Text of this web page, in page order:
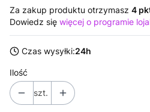
Za zakup produktu otrzymasz 4
Dowiedz się więcej o programie
Czas wysyłki:24h
Ilość
szt.